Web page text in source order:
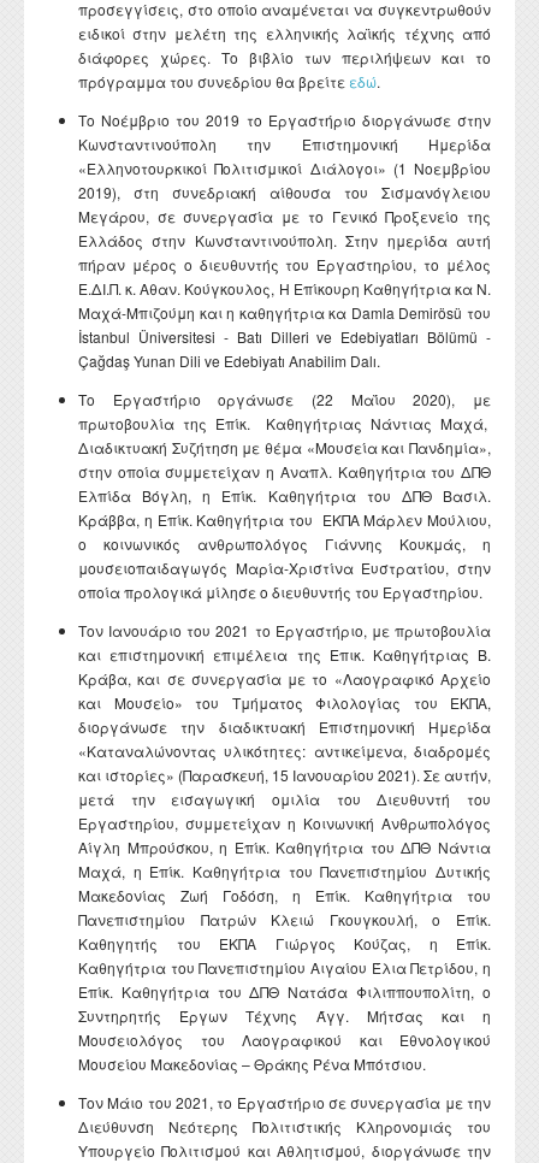
προσεγγίσεις, στο οποίο αναμένεται να συγκεντρωθούν
ειδικοί στην μελέτη της ελληνικής λαϊκής τέχνης από
διάφορες χώρες. Το βιβλίο των περιλήψεων και το
πρόγραμμα του συνεδρίου θα βρείτε εδώ.
Το Νοέμβριο του 2019 το Εργαστήριο διοργάνωσε στην
Κωνσταντινούπολη την Επιστημονική Ημερίδα
«Ελληνοτουρκικοί Πολιτισμικοί Διάλογοι» (1 Νοεμβρίου
2019), στη συνεδριακή αίθουσα του Σισμανόγλειου
Μεγάρου, σε συνεργασία με το Γενικό Προξενείο της
Ελλάδος στην Κωνσταντινούπολη. Στην ημερίδα αυτή
πήραν μέρος ο διευθυντής του Εργαστηρίου, το μέλος
Ε.ΔΙ.Π. κ. Αθαν. Κούγκουλος, Η Επίκουρη Καθηγήτρια κα Ν.
Μαχά-Μπιζούμη και η καθηγήτρια κα Damla Demirösü του
İstanbul Üniversitesi - Batı Dilleri ve Edebiyatları Bölümü -
Çağdaş Yunan Dili ve Edebiyatı Anabilim Dalı.
Το Εργαστήριο οργάνωσε (22 Μαΐου 2020), με
πρωτοβουλία της Επίκ. Καθηγήτριας Νάντιας Μαχά,
Διαδικτυακή Συζήτηση με θέμα «Μουσεία και Πανδημία»,
στην οποία συμμετείχαν η Αναπλ. Καθηγήτρια του ΔΠΘ
Ελπίδα Βόγλη, η Επίκ. Καθηγήτρια του ΔΠΘ Βασιλ.
Κράββα, η Επίκ. Καθηγήτρια του ΕΚΠΑ Μάρλεν Μούλιου,
ο κοινωνικός ανθρωπολόγος Γιάννης Κουκμάς, η
μουσειοπαιδαγωγός Μαρία-Χριστίνα Ευστρατίου, στην
οποία προλογικά μίλησε ο διευθυντής του Εργαστηρίου.
Τον Ιανουάριο του 2021 το Εργαστήριο, με πρωτοβουλία
και επιστημονική επιμέλεια της Επικ. Καθηγήτριας Β.
Κράβα, και σε συνεργασία με το «Λαογραφικό Αρχείο
και Μουσείο» του Τμήματος Φιλολογίας του ΕΚΠΑ,
διοργάνωσε την διαδικτυακή Επιστημονική Ημερίδα
«Καταναλώνοντας υλικότητες: αντικείμενα, διαδρομές
και ιστορίες» (Παρασκευή, 15 Ιανουαρίου 2021). Σε αυτήν,
μετά την εισαγωγική ομιλία του Διευθυντή του
Εργαστηρίου, συμμετείχαν η Κοινωνική Ανθρωπολόγος
Αίγλη Μπρούσκου, η Επίκ. Καθηγήτρια του ΔΠΘ Νάντια
Μαχά, η Επίκ. Καθηγήτρια του Πανεπιστημίου Δυτικής
Μακεδονίας Ζωή Γοδόση, η Επίκ. Καθηγήτρια του
Πανεπιστημίου Πατρών Κλειώ Γκουγκουλή, ο Επίκ.
Καθηγητής του ΕΚΠΑ Γιώργος Κούζας, η Επίκ.
Καθηγήτρια του Πανεπιστημίου Αιγαίου Έλια Πετρίδου, η
Επίκ. Καθηγήτρια του ΔΠΘ Νατάσα Φιλιππουπολίτη, ο
Συντηρητής Έργων Τέχνης Άγγ. Μήτσας και η
Μουσειολόγος του Λαογραφικού και Εθνολογικού
Μουσείου Μακεδονίας – Θράκης Ρένα Μπότσιου.
Τον Μάιο του 2021, το Εργαστήριο σε συ­νεργασία με την
Διεύθυνση Νεότερης Πο­λιτιστικής Κληρονομιάς του
Υπουργείο Πολιτισμού και Αθλητισμού, διοργάνωσε την